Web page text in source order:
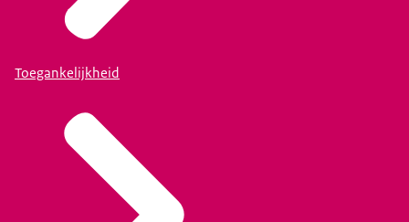
Toegankelijkheid